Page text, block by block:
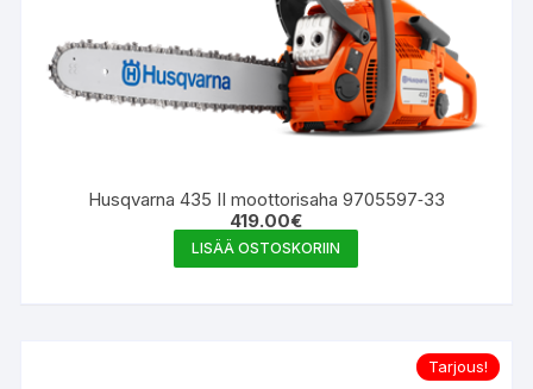
Husqvarna 435 II moottorisaha 9705597‑33
419.00€
LISÄÄ OSTOSKORIIN
Tarjous!